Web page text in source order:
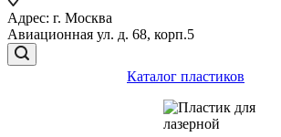
Адрес: г. Москва
Авиационная ул. д. 68, корп.5
Каталог пластиков